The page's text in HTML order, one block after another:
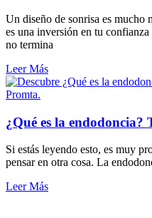
Un diseño de sonrisa es mucho
es una inversión en tu
no termina
Leer Más
¿Qué es la endodoncia?
Si estás leyendo esto, es muy
pensar en otra cosa. La
Leer Más